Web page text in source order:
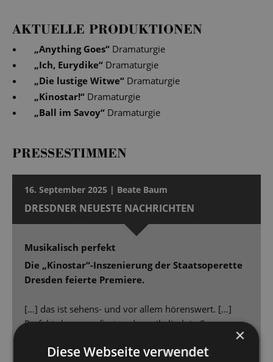
AKTUELLE PRODUKTIONEN
„Anything Goes“ Dramaturgie
„Ich, Eurydike“ Dramaturgie
„Die lustige Witwe“ Dramaturgie
„Kinostar!“ Dramaturgie
„Ball im Savoy“ Dramaturgie
PRESSESTIMMEN
16. September 2025 | Beate Baum
DRESDNER NEUESTE NACHRICHTEN
Musikalisch perfekt
Die „Kinostar“-Inszenierung der Staatsoperette
Dresden feierte Premiere.
[…] das ist sehens- und vor allem hörenswert. […]
Perfekt choreografiert und musikalisch in Szene
gesetzt, kann man sich mit „Kinostar“ [...] 90 Minuten
lang unterhalten lassen. […] Dimitra Kalaitzi macht
×
Diese Webseite verwendet